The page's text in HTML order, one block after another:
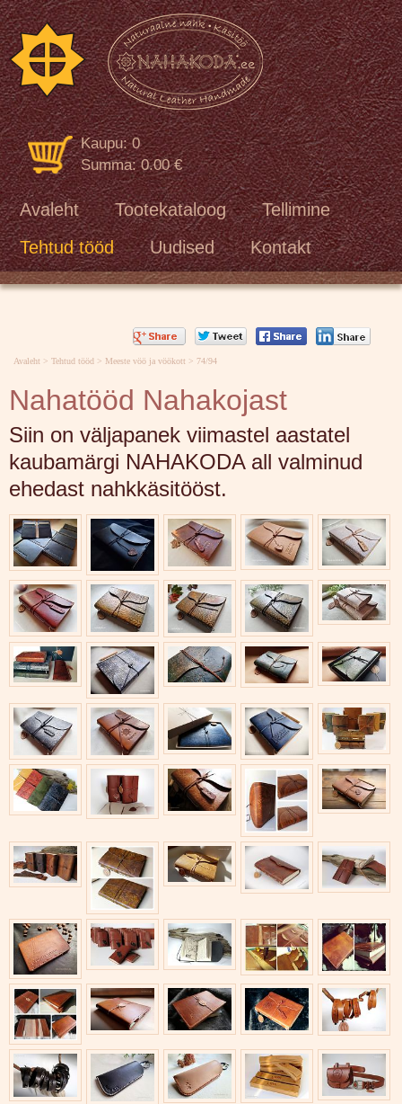
[VAR:loren]
Kaupu: 0
Summa: 0.00 €
Avaleht Tootekataloog
Tellimine
Tehtud tööd
Uudised Kontakt
Avaleht > Tehtud tööd > Meeste vöö ja vöökott > 74/94
Nahatööd Nahakojast
Siin on väljapanek viimastel aastatel
kaubamärgi NAHAKODA all valminud
ehedast nahkkäsitööst.